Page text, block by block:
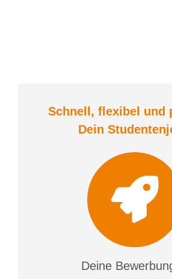
Schnell, flexibel und
Dein Student
Deine